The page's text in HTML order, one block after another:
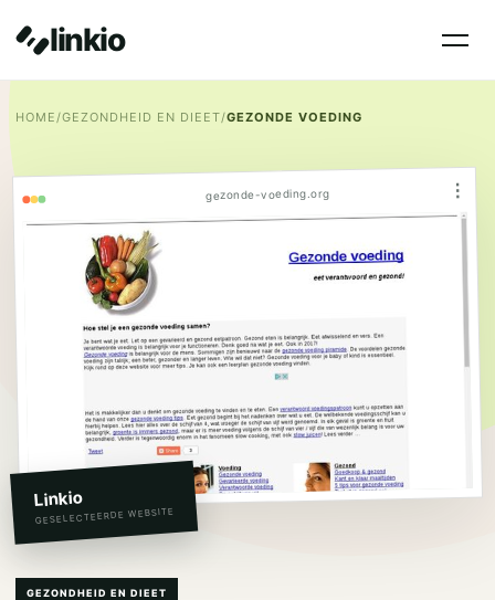
linkio
HOME/GEZONDHEID EN DIEET/GEZONDE VOEDING
gezonde-voeding.org ⋮
Linkio
GESELECTEERDE WEBSITE
GEZONDHEID EN DIEET